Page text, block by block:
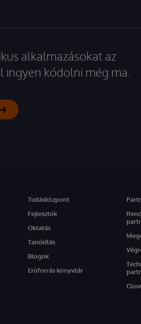
alkalmazásokat az
ingyen kódolni még ma.
Tudásközpont
Fejlesztők
Oktatás
Tanúsítás
Blogok
Erőforrás könyvtár